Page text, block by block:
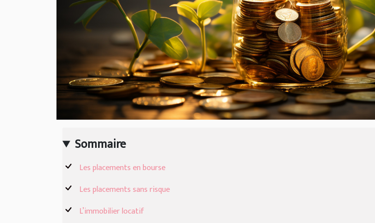
Sommaire
Les placements en bourse
Les placements sans risque
L’immobilier locatif